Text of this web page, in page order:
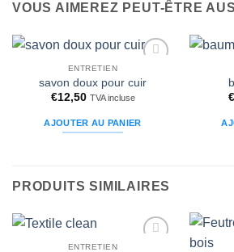
VOUS AIMEREZ PEUT-ÊTRE
à la liste
d’envies
ENTRETIEN
savon doux pour cuir
€12,50 TVA incluse
AJOUTER AU PANIER
€
PRODUITS SIMILAIRES
ENTRETIEN